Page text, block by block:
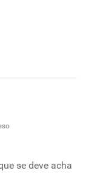
se deve acha